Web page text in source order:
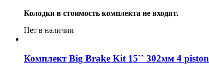
Колодки в стоимость комплекта не входят.
Нет в наличии
Комплект Big Brake Kit 15`` 302мм 4